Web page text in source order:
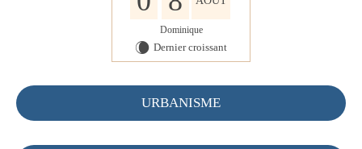
Dominique
W Dernier croissant
URBANISME